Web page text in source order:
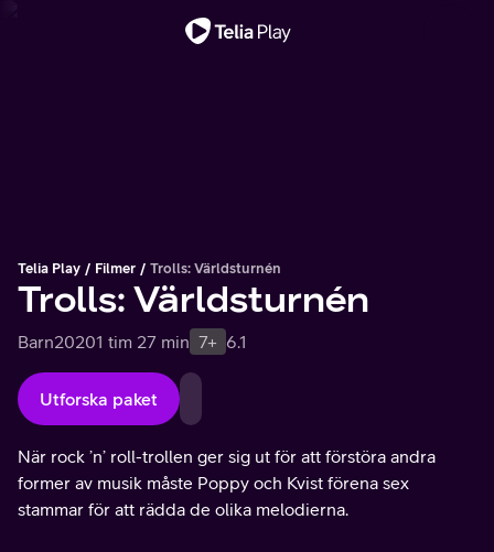
Telia Play Filmer Trolls: Världsturnén
Trolls: Världsturnén
Barn20201 tim 27 min 7+ 6.1
Utforska paket
När rock ’n’ roll-trollen ger sig ut för att förstöra andra
former av musik måste Poppy och Kvist förena sex
stammar för att rädda de olika melodierna.